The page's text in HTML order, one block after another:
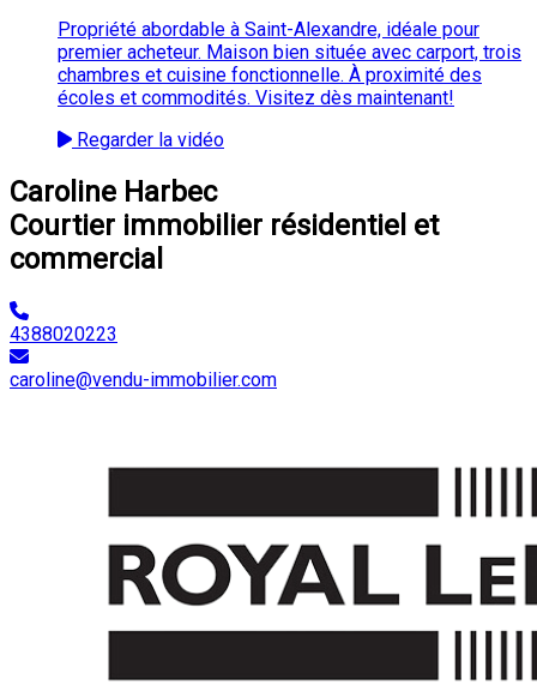
Propriété abordable à Saint-Alexandre, idéale pour
premier acheteur. Maison bien située avec carport, trois
chambres et cuisine fonctionnelle. À proximité des
écoles et commodités. Visitez dès maintenant!
Regarder la vidéo
Caroline Harbec
Courtier immobilier résidentiel et
commercial
4388020223
caroline@vendu-immobilier.com